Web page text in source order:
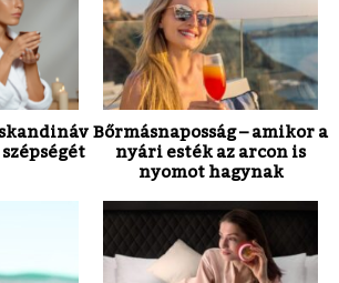
Bőrmásnaposság – amikor a
nyári esték az arcon is
nyomot hagynak